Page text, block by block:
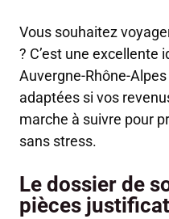
Vous souhaitez
? C’est une excellente
Auvergne-Rhône-
adaptées si vos
marche à suivre pour
sans stress.
Le dossier de
pièces